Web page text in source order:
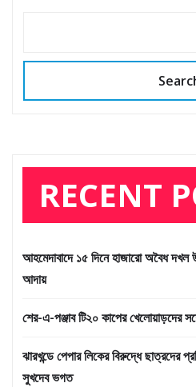
RECENT
আহমেদাবাদে ১৫ দিনে হাজারো অবৈধ দখল
আদায়
শের-এ-পঞ্জাব টি২০ কাপের খেলোয়াড়দের
ঝারখন্ডে পেপার লিকের বিরুদ্ধে ছাত্রদের
সুখদেব ভগত